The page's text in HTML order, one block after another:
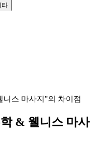
타
스 마사지"의 차이점
& 웰니스 마사